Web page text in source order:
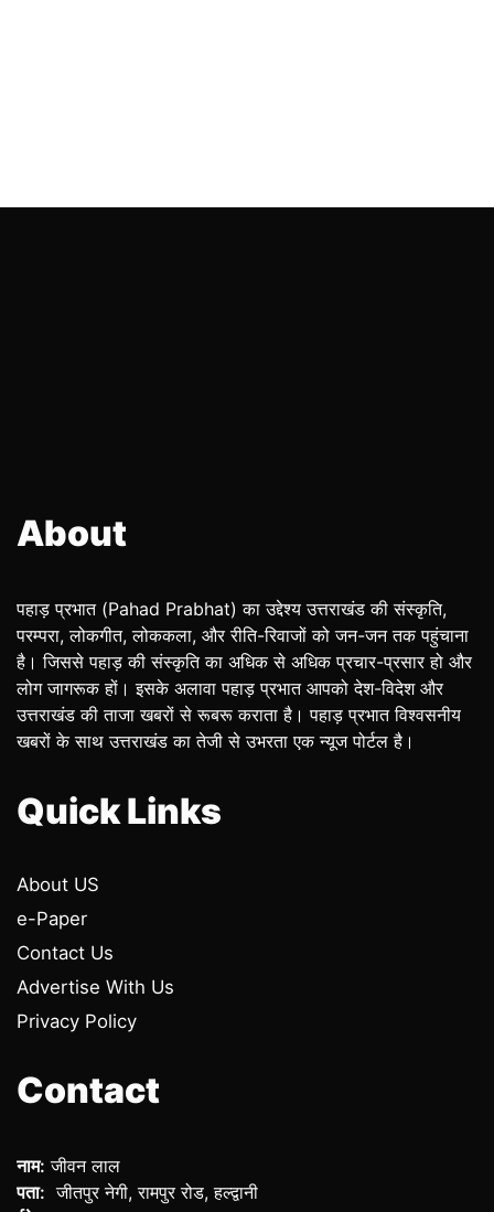
About
पहाड़ प्रभात (Pahad Prabhat) का उद्देश्य उत्तराखंड की संस्कृति,
परम्परा, लोकगीत, लोककला, और रीति-रिवाजों को जन-जन तक पहुंचाना
है। जिससे पहाड़ की संस्कृति का अधिक से अधिक प्रचार-प्रसार हो और
लोग जागरूक हों। इसके अलावा पहाड़ प्रभात आपको देश-विदेश और
उत्तराखंड की ताजा खबरों से रूबरू कराता है। पहाड़ प्रभात विश्वसनीय
खबरों के साथ उत्तराखंड का तेजी से उभरता एक न्यूज पोर्टल है।
Quick Links
About US
e-Paper
Contact Us
Advertise With Us
Privacy Policy
Contact
नाम: जीवन लाल
पता: जीतपुर नेगी, रामपुर रोड, हल्द्वानी